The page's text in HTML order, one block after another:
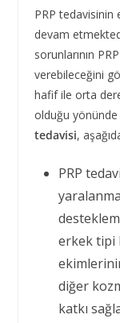
PRP tedavisinin
devam
sorunlarının
verebileceğini
hafif ile orta
olduğu yönünde
tedavisi,
PRP
erkek tipi
diğer
katkı